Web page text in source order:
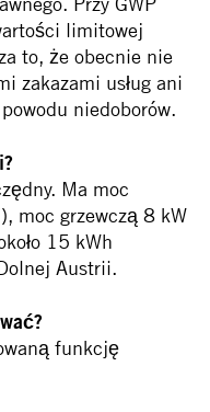
limitowej
to, że obecnie nie
zakazami usług ani
niedoborów.
Ma moc
moc grzewczą 8 kW
15 kWh
Austrii.
funkcję